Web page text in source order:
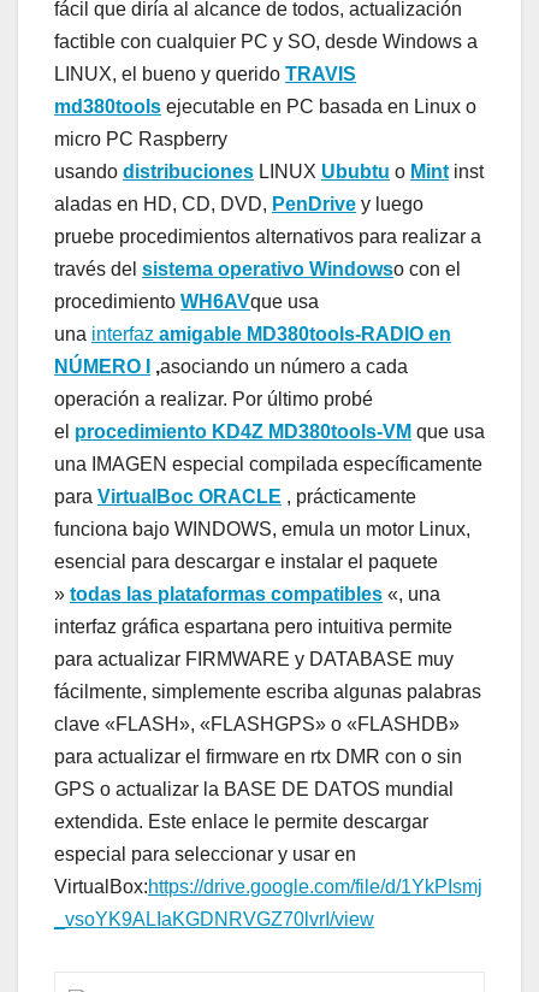
fácil que diría al alcance de todos, actualización
factible con cualquier PC y SO, desde Windows a
LINUX, el bueno y querido TRAVIS
md380tools ejecutable en PC basada en Linux o
micro PC Raspberry
usando distribuciones LINUX Ububtu o Mint inst
aladas en HD, CD, DVD, PenDrive y luego
pruebe procedimientos alternativos para realizar a
través del sistema operativo Windowso con el
procedimiento WH6AVque usa
una interfaz amigable MD380tools-RADIO en
NÚMERO I
,asociando un número a cada
operación a realizar. Por último probé
el procedimiento KD4Z MD380tools-VM que usa
una IMAGEN especial compilada específicamente
para VirtualBoc ORACLE , prácticamente
funciona bajo WINDOWS, emula un motor Linux,
esencial para descargar e instalar el paquete
» todas las plataformas compatibles «, una
interfaz gráfica espartana pero intuitiva permite
para actualizar FIRMWARE y DATABASE muy
fácilmente, simplemente escriba algunas palabras
clave «FLASH», «FLASHGPS» o «FLASHDB»
para actualizar el firmware en rtx DMR con o sin
GPS o actualizar la BASE DE DATOS mundial
extendida. Este enlace le permite descargar
especial para seleccionar y usar en
VirtualBox:https://drive.google.com/file/d/1YkPIsmj
_vsoYK9ALIaKGDNRVGZ70lvrI/view